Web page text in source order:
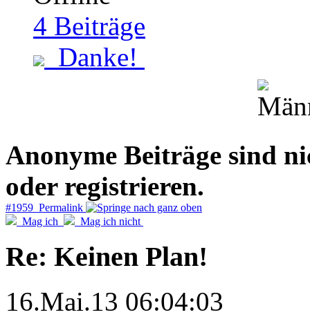
4 Beiträge
Danke!
Anonyme Beiträge sind
oder registrieren.
#1959 Permalink
Mag ich
Mag ich nicht
Re: Keinen Plan!
16.Mai.13 06:04:03